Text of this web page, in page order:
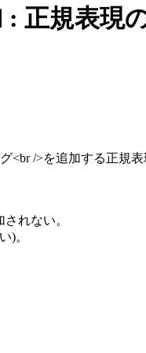
正規表現
<br />を追加する正規表
れない。
)。